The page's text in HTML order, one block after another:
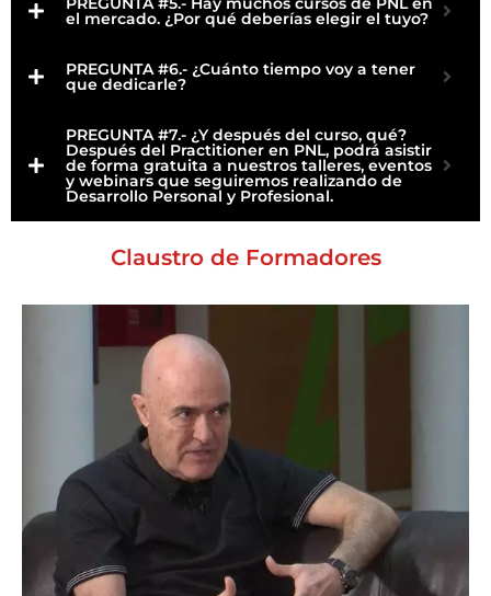
el mercado. ¿Por qué deberías elegir el tuyo?
PREGUNTA #6.- ¿Cuánto tiempo voy a tener
que dedicarle?
PREGUNTA #7.- ¿Y después del curso, qué?
Después del Practitioner en PNL, podrá asistir
de forma gratuita a nuestros talleres, eventos
y webinars que seguiremos realizando de
Desarrollo Personal y Profesional.
Claustro de Formadores